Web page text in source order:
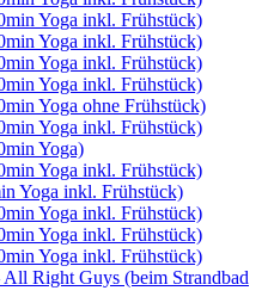
Yoga inkl. Frühstück)
Yoga inkl. Frühstück)
Yoga inkl. Frühstück)
Yoga inkl. Frühstück)
Yoga ohne Frühstück)
Yoga inkl. Frühstück)
Yoga)
Yoga inkl. Frühstück)
Yoga inkl. Frühstück)
Yoga inkl. Frühstück)
Yoga inkl. Frühstück)
Yoga inkl. Frühstück)
Right Guys (beim Strandbad